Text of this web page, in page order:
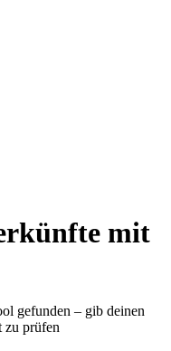
mit
gefunden – gib deinen
zu prüfen